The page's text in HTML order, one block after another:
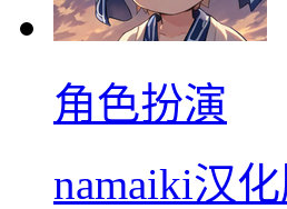
角色扮演
namaiki汉